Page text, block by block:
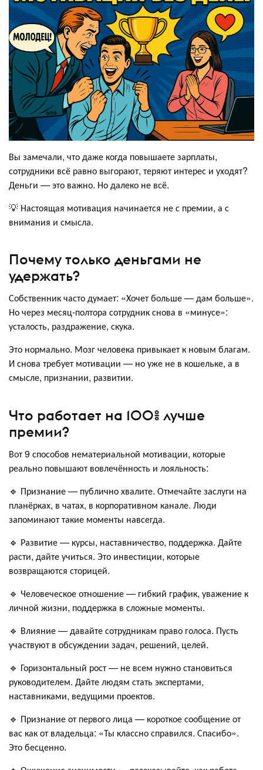
Вы замечали, что даже когда повышаете зарплаты,
сотрудники всё равно выгорают, теряют интерес и уходят?
Деньги — это важно. Но далеко не всё.
💡 Настоящая мотивация начинается не с премии, а с
внимания и смысла.
Почему только деньгами не
удержать?
Собственник часто думает: «Хочет больше — дам больше».
Но через месяц-полтора сотрудник снова в «минусе»:
усталость, раздражение, скука.
Это нормально. Мозг человека привыкает к новым благам.
И снова требует мотивации — но уже не в кошельке, а в
смысле, признании, развитии.
Что работает на 100% лучше
премии?
Вот 9 способов нематериальной мотивации, которые
реально повышают вовлечённость и лояльность:
🔹 Признание — публично хвалите. Отмечайте заслуги на
планёрках, в чатах, в корпоративном канале. Люди
запоминают такие моменты навсегда.
🔹 Развитие — курсы, наставничество, поддержка. Дайте
расти, дайте учиться. Это инвестиции, которые
возвращаются сторицей.
🔹 Человеческое отношение — гибкий график, уважение к
личной жизни, поддержка в сложные моменты.
🔹 Влияние — давайте сотрудникам право голоса. Пусть
участвуют в обсуждении задач, решений, целей.
🔹 Горизонтальный рост — не всем нужно становиться
руководителем. Дайте людям стать экспертами,
наставниками, ведущими проектов.
🔹 Признание от первого лица — короткое сообщение от
вас как от владельца: «Ты классно справился. Спасибо».
Это бесценно.